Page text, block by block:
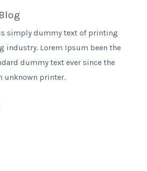
simply dummy text of printing
industry. Lorem Ipsum been the
dummy text ever since the
unknown printer.